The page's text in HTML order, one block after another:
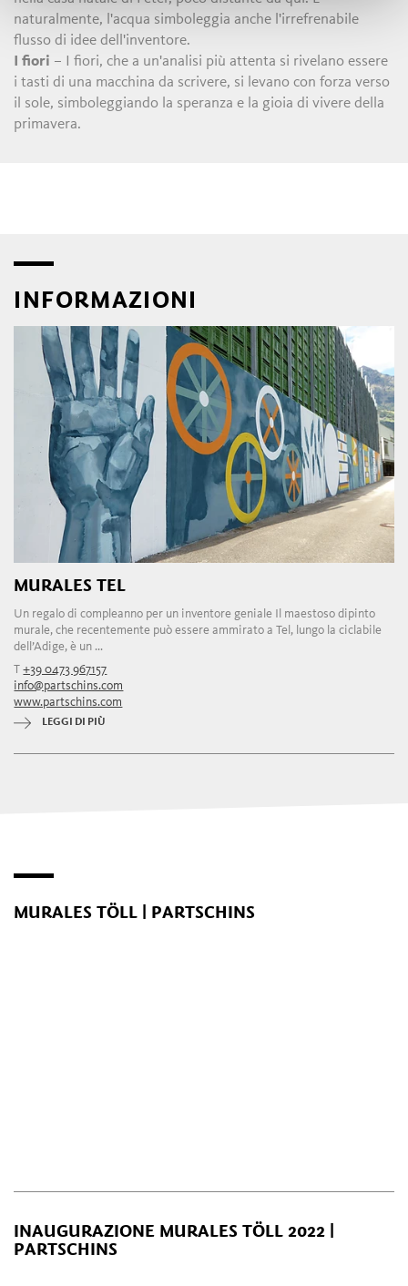
naturalmente, l'acqua simboleggia anche l'irrefrenabile
flusso di idee dell'inventore.
I fiori – I fiori, che a un'analisi più attenta si rivelano essere
i tasti di una macchina da scrivere, si levano con forza verso
il sole, simboleggiando la speranza e la gioia di vivere della
primavera.
INFORMAZIONI
MURALES TEL
Un regalo di compleanno per un inventore geniale Il maestoso dipinto
murale, che recentemente può essere ammirato a Tel, lungo la ciclabile
dell’Adige, è un ...
T+39 0473 967157
info@partschins.com
www.partschins.com
LEGGI DI PIÙ
MURALES TÖLL | PARTSCHINS
INAUGURAZIONE MURALES TÖLL 2022 |
PARTSCHINS